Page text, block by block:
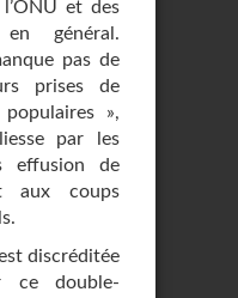
l’ONU et des
général.
pas de
prises de
»,
par les
effusion de
aux coups
discréditée
ce double-